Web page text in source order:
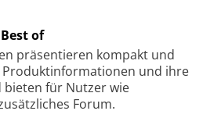
of
präsentieren kompakt und
und ihre
bieten für Nutzer wie
Forum.